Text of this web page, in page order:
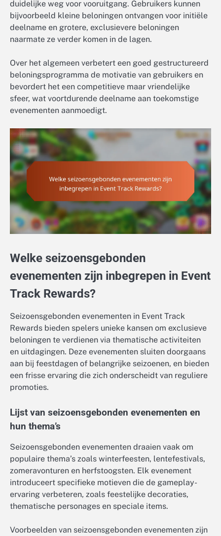
duidelijke weg voor vooruitgang. Gebruikers kunnen
bijvoorbeeld kleine beloningen ontvangen voor initiële
deelname en grotere, exclusievere beloningen
naarmate ze verder komen in de lagen.
Over het algemeen verbetert een goed gestructureerd
beloningsprogramma de motivatie van gebruikers en
bevordert het een competitieve maar vriendelijke
sfeer, wat voortdurende deelname aan toekomstige
evenementen aanmoedigt.
Welke seizoensgebonden
evenementen zijn inbegrepen in Event
Track Rewards?
Seizoensgebonden evenementen in Event Track
Rewards bieden spelers unieke kansen om exclusieve
beloningen te verdienen via thematische activiteiten
en uitdagingen. Deze evenementen sluiten doorgaans
aan bij feestdagen of belangrijke seizoenen, en bieden
een frisse ervaring die zich onderscheidt van reguliere
promoties.
Lijst van seizoensgebonden evenementen en
hun thema’s
Seizoensgebonden evenementen draaien vaak om
populaire thema’s zoals winterfeesten, lentefestivals,
zomeravonturen en herfstoogsten. Elk evenement
introduceert specifieke motieven die de gameplay-
ervaring verbeteren, zoals feestelijke decoraties,
thematische personages en speciale items.
Voorbeelden van seizoensgebonden evenementen zijn